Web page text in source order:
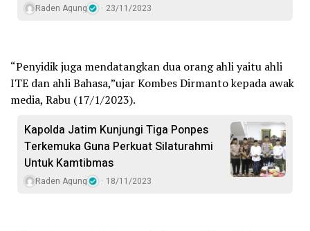
Raden Agung 23/11/2023
“Penyidik juga mendatangkan dua orang ahli yaitu ahli
ITE dan ahli Bahasa,”ujar Kombes Dirmanto kepada awak
media, Rabu (17/1/2023).
Kapolda Jatim Kunjungi Tiga Ponpes
Terkemuka Guna Perkuat Silaturahmi
Untuk Kamtibmas
Raden Agung 18/11/2023